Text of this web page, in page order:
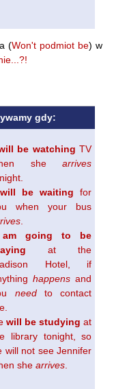
(Won't podmiot be) w
gdy:
be watching TV
shearrives
will be waiting for
when your bus
.
am going to be
at the
Hotel, if
happens and
needto contact
will be studying at
library tonight, so
will not see Jennifer
shearrives.